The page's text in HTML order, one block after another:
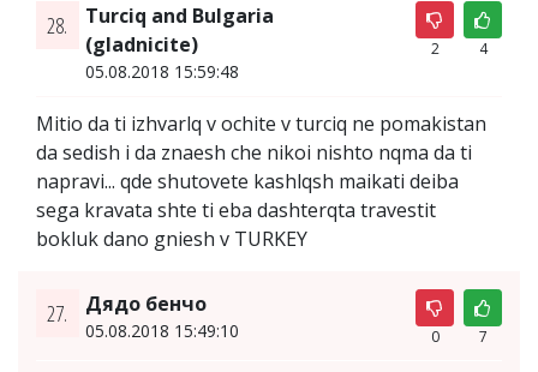
28.
Turciq and Bulgaria
(gladnicite)
05.08.2018 15:59:48
2 4
Mitio da ti izhvarlq v ochite v turciq ne pomakistan
da sedish i da znaesh che nikoi nishto nqma da ti
napravi... qde shutovete kashlqsh maikati deiba
sega kravata shte ti eba dashterqta travestit
bokluk dano gniesh v TURKEY
27. Дядо бенчо
05.08.2018 15:49:10 0 7